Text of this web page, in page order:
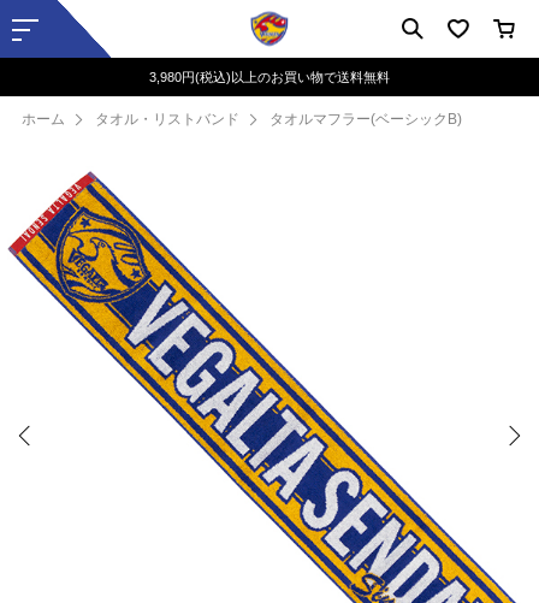
3,980円(税込)以上のお買い物で送料無料
ホーム タオル・リストバンド タオルマフラー(ベーシックB)